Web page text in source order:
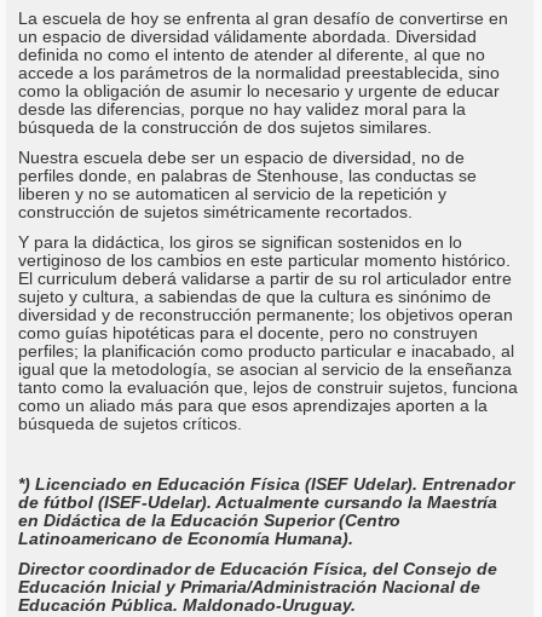
La escuela de hoy se enfrenta al gran desafío de convertirse en
un espacio de diversidad válidamente abordada. Diversidad
definida no como el intento de atender al diferente, al que no
accede a los parámetros de la normalidad preestablecida, sino
como la obligación de asumir lo necesario y urgente de educar
desde las diferencias, porque no hay validez moral para la
búsqueda de la construcción de dos sujetos similares.
Nuestra escuela debe ser un espacio de diversidad, no de
perfiles donde, en palabras de Stenhouse, las conductas se
liberen y no se automaticen al servicio de la repetición y
construcción de sujetos simétricamente recortados.
Y para la didáctica, los giros se significan sostenidos en lo
vertiginoso de los cambios en este particular momento histórico.
El curriculum deberá validarse a partir de su rol articulador entre
sujeto y cultura, a sabiendas de que la cultura es sinónimo de
diversidad y de reconstrucción permanente; los objetivos operan
como guías hipotéticas para el docente, pero no construyen
perfiles; la planificación como producto particular e inacabado, al
igual que la metodología, se asocian al servicio de la enseñanza
tanto como la evaluación que, lejos de construir sujetos, funciona
como un aliado más para que esos aprendizajes aporten a la
búsqueda de sujetos críticos.
*) Licenciado en Educación Física (ISEF Udelar). Entrenador
de fútbol (ISEF-Udelar). Actualmente cursando la Maestría
en Didáctica de la Educación Superior (Centro
Latinoamericano de Economía Humana).
Director coordinador de Educación Física, del Consejo de
Educación Inicial y Primaria/Administración Nacional de
Educación Pública. Maldonado-Uruguay.